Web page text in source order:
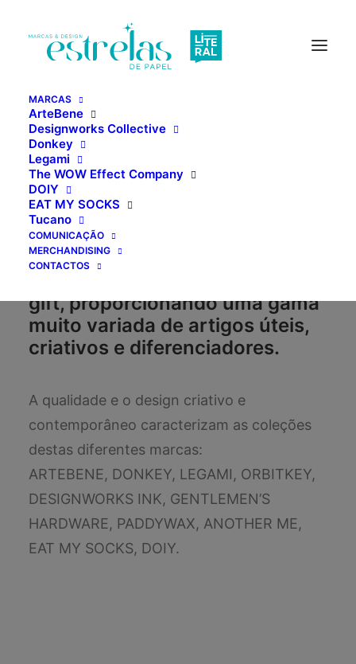
MARCAS
ArteBene
Designworks Collective
Donkey
Legami
The WOW Effect Company
DOIY
EAT MY SOCKS
Tucano
COMUNICAÇÃO
MERCHANDISING
CONTACTOS
MARCAS
Representamos, em exclusivo,
algumas das melhores marcas
internacionais no sector da
gift, proporcionando uma gama
muito variada de artigos úteis,
criativos e diferenciadores.
A qualidade e o design criativo e
contemporâneo caracterizam as coleções
destas diferentes marcas:
ARTEBENE, DONKEY, LEGAMI, ORBITKEY,
DESIGNWORKS INK, GENTLEMEN’S
HARDWARE, PADDYWAX, ANOTHER ME,
EAT MY SOCKS, DOIY.